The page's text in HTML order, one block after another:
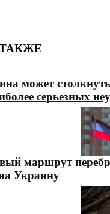
может
серьезных
маршрут
Украину